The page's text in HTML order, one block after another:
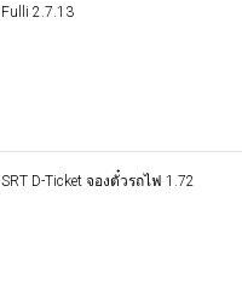
Fulli 2.7.13
SRT D-Ticket จองตั๋วรถไฟ 1.72